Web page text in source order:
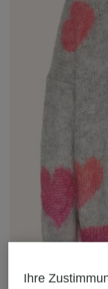
Ihre